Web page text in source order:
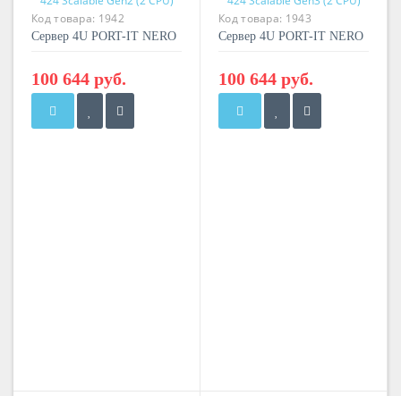
Код товара: 1942
Сервер 4U PORT-IT NERO
100 644 руб.
Код товара: 1943
Сервер 4U PORT-IT NERO
100 644 руб.